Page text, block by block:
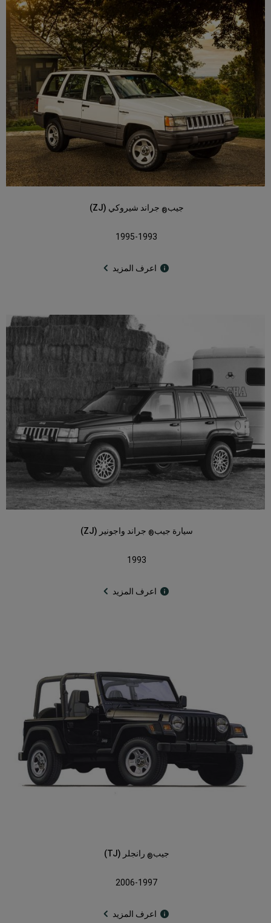
جيب® جراند شيروكي (ZJ)
1995-1993
اعرف المزيد
سيارة جيب® جراند واجونير (ZJ)
1993
اعرف المزيد
جيب® رانجلر (TJ)
2006-1997
اعرف المزيد